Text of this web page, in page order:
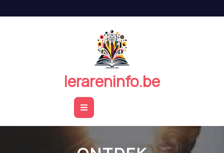
de
lerareninfo.be
Open
Button